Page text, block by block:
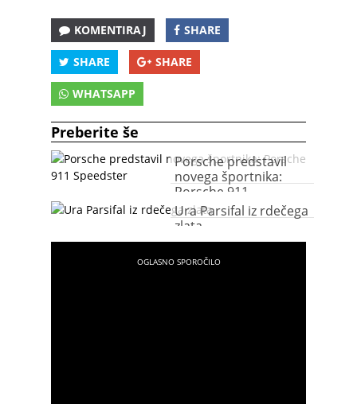
KOMENTIRAJ SHARE
SHARE SHARE
WHATSAPP
Preberite še
Porsche predstavil
novega športnika:
Porsche 911
Speedster
Ura Parsifal iz rdečega
zlata